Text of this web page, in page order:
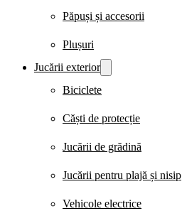
Păpuși și accesorii
Plușuri
Jucării exterior
Biciclete
Căști de protecție
Jucării de grădină
Jucării pentru plajă și nisip
Vehicole electrice